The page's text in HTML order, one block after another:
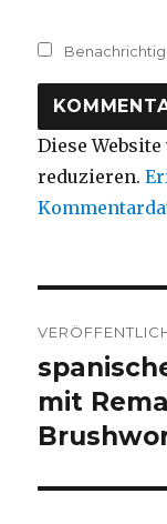
Diese
reduzieren.
mit